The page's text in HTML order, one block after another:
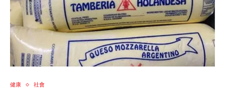
健康 社會